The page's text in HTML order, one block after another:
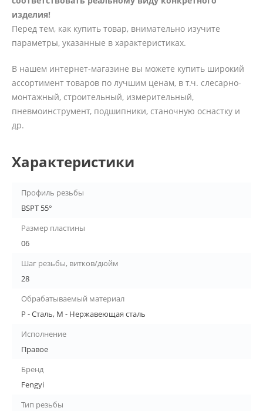
изделия!
Перед тем, как купить товар, внимательно изучите
параметры, указанные в характеристиках.
В нашем интернет-магазине вы можете купить широкий
ассортимент товаров по лучшим ценам, в т.ч. слесарно-
монтажный, строительный, измерительный,
пневмоинструмент, подшипники, станочную оснастку и
др.
Характеристики
Профиль резьбы
BSPT 55°
Размер пластины
06
Шаг резьбы, витков/дюйм
28
Обрабатываемый материал
P - Сталь, M - Нержавеющая сталь
Исполнение
Правое
Бренд
Fengyi
Тип резьбы